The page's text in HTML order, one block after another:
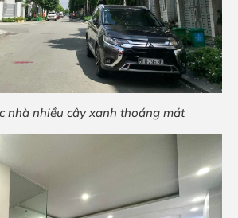
nhà nhiều cây xanh thoáng mát